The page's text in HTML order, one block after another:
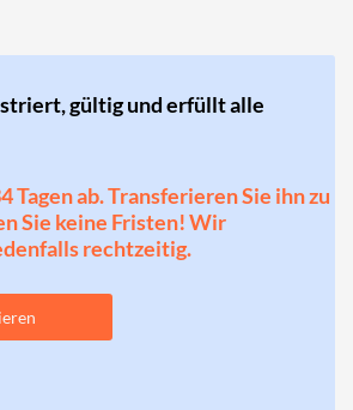
gültig und erfüllt alle
Tagen ab. Transferieren Sie ihn zu
Sie keine Fristen! Wir
rechtzeitig.